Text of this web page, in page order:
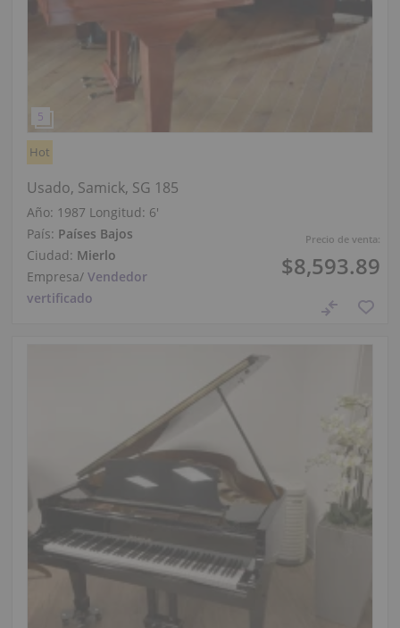
Precio de venta:
$8,593.89
Hot
Usado, Samick, SG 185
Año: 1987 Longitud: 6′
País: Países Bajos
Ciudad: Mierlo
Empresa/ Vendedor
vertificado